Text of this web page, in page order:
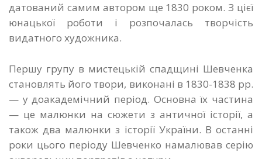
датований самим автором ще 1830 роком. З цієї
юнацької роботи і розпочалась творчість
видатного художника.
Першу групу в мистецькій спадщині Шевченка
становлять його твори, виконані в 1830-1838 pр.
— у доакадемічний період. Основна їх частина
— це малюнки на сюжети з античної історії, а
також два малюнки з історії України. В останні
роки цього періоду Шевченко намалював серію